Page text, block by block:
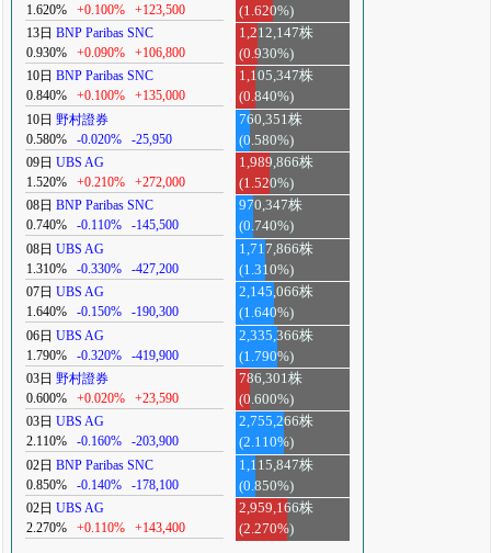
1.620%
+0.100% +123,500
(1.620%)
13日 BNP Paribas SNC
0.930%
+0.090% +106,800
1,212,147株
(0.930%)
10日 BNP Paribas SNC
0.840%
+0.100% +135,000
1,105,347株
(0.840%)
10日 野村證券
0.580%
-0.020% -25,950
760,351株
(0.580%)
09日 UBS AG
1.520%
+0.210% +272,000
1,989,866株
(1.520%)
08日 BNP Paribas SNC
0.740%
-0.110% -145,500
970,347株
(0.740%)
08日 UBS AG
1.310%
-0.330% -427,200
1,717,866株
(1.310%)
07日 UBS AG
1.640%
-0.150% -190,300
2,145,066株
(1.640%)
06日 UBS AG
1.790%
-0.320% -419,900
2,335,366株
(1.790%)
03日 野村證券
0.600%
+0.020% +23,590
786,301株
(0.600%)
03日 UBS AG
2.110%
-0.160% -203,900
2,755,266株
(2.110%)
02日 BNP Paribas SNC
0.850%
-0.140% -178,100
1,115,847株
(0.850%)
02日 UBS AG
2.270%
+0.110% +143,400
2,959,166株
(2.270%)